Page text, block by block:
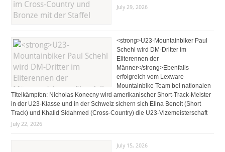
July 29, 2026
<strong>U23-Mountainbiker Paul
Schehl wird DM-Dritter im
Eliterennen der
Männer</strong>Ebenfalls
erfolgreich vom Lexware
Mountainbike Team bei nationalen
Titelkämpfen: Nicholas Konecny wird amerikanischer Short-Track-Meister
in der U23-Klasse und in der Schweiz sichern sich Elina Benoit (Short
Track) und Khalid Sidahmed (Cross-Country) die U23-Vizemeisterschaft
July 22, 2026
July 15, 2026